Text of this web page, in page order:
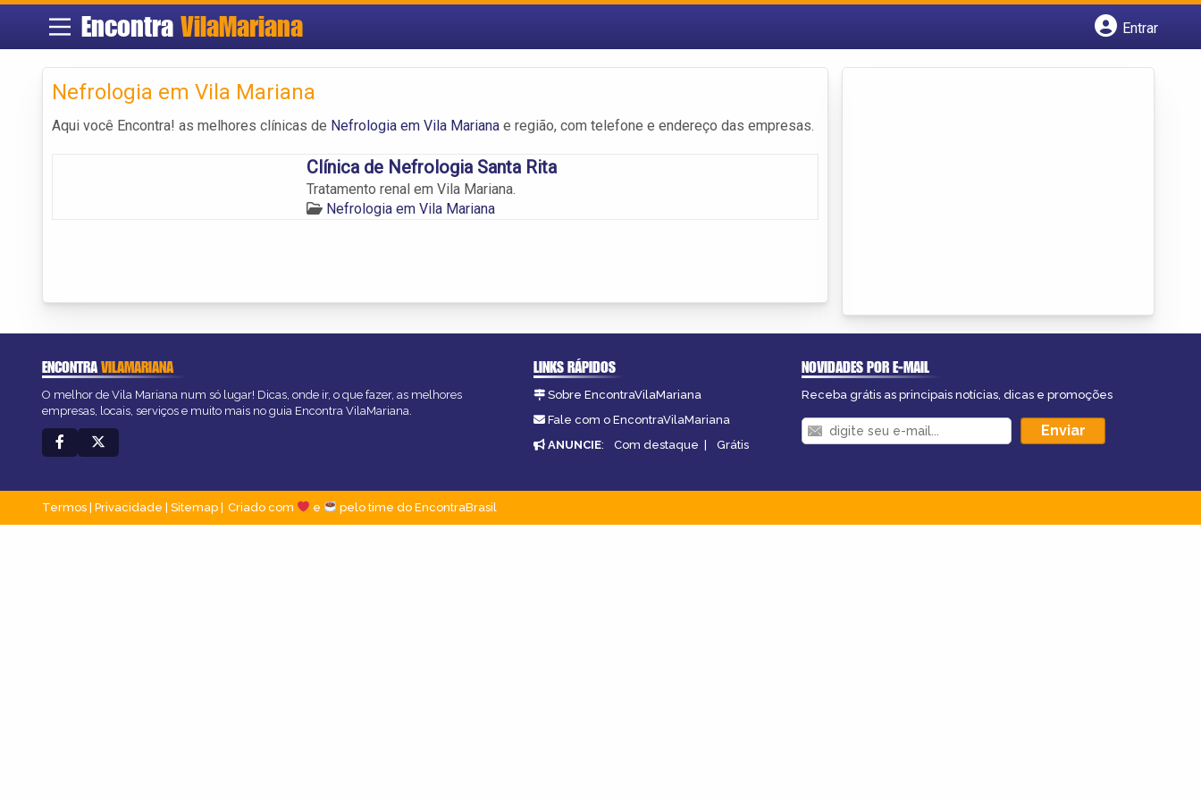
Encontra VilaMariana
Entrar
Nefrologia em Vila Mariana
Aqui você Encontra! as melhores clínicas de Nefrologia em Vila Mariana e região, com telefone e endereço das empresas.
Clínica de Nefrologia Santa Rita
Tratamento renal em Vila Mariana.
Nefrologia em Vila Mariana
ENCONTRAVILAMARIANA
O melhor de Vila Mariana num só lugar! Dicas, onde ir, o que fazer, as melhores
empresas, locais, serviços e muito mais no guia Encontra VilaMariana.
LINKS RÁPIDOS
Sobre EncontraVilaMariana
Fale com o EncontraVilaMariana
ANUNCIE: Com destaque | Grátis
NOVIDADES POR E-MAIL
Receba grátis as principais notícias, dicas e promoções
Termos Privacidade Sitemap Criado com e pelo time do EncontraBrasil